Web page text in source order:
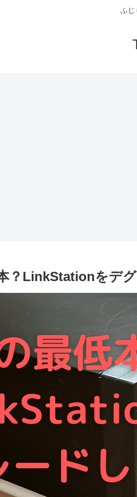
ふじ
？LinkStationをデグ